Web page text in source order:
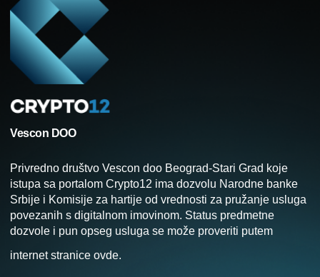
Vescon DOO
Privredno društvo Vescon doo Beograd-Stari Grad koje
istupa sa portalom Crypto12 ima dozvolu Narodne banke
Srbije i Komisije za hartije od vrednosti za pružanje usluga
povezanih s digitalnom imovinom. Status predmetne
dozvole i pun opseg usluga se može proveriti putem
internet stranice ovde.